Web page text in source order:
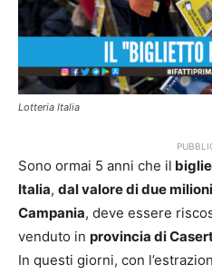
Lotteria Italia
Sono ormai 5 anni che il
Italia, dal valore di due
Campania, deve essere
venduto in provincia di
In questi giorni, con